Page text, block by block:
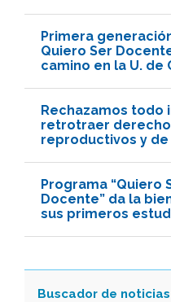
Primera
Quiero Ser
camino en la U. de
Rechazamos todo
retrotraer
reproductivos y
Programa “Quiero
Docente” da la
sus primeros